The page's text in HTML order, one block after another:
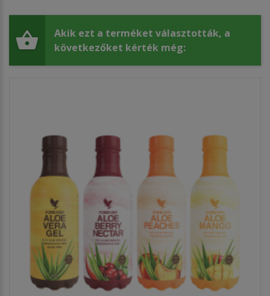
Akik ezt a terméket választották, a
következőket kérték még: